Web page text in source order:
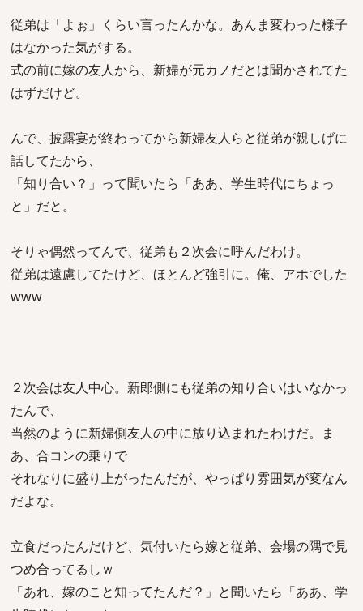
従弟は「よぉ」くらい言ったんかな。あんま変わった様子
はなかった気がする。
式の前に嫁の友人から、新婦が元カノだとは聞かされてた
はずだけど。
んで、披露宴が終わってから新婦友人らと従弟が親しげに
話してたから、
「知り合い？」って聞いたら「ああ、学生時代にちょっ
と」だと。
そりゃ偶然ってんで、従弟も２次会に呼んだわけ。
従弟は遠慮してたけど、ほとんど強引に。俺、アホでした
www
２次会は友人中心。新郎側にも従弟の知り合いはいなかっ
たんで、
当然のように新婦側友人の中に放り込まれたわけだ。ま
あ、合コンの乗りで
それなりに盛り上がったんだが、やっぱり雰囲気が変なん
だよな。
立食だったんだけど、気付いたら嫁と従弟、会場の隅で見
つめ合ってるしｗ
「あれ、嫁のこと知ってたんだ？」と聞いたら「ああ、学